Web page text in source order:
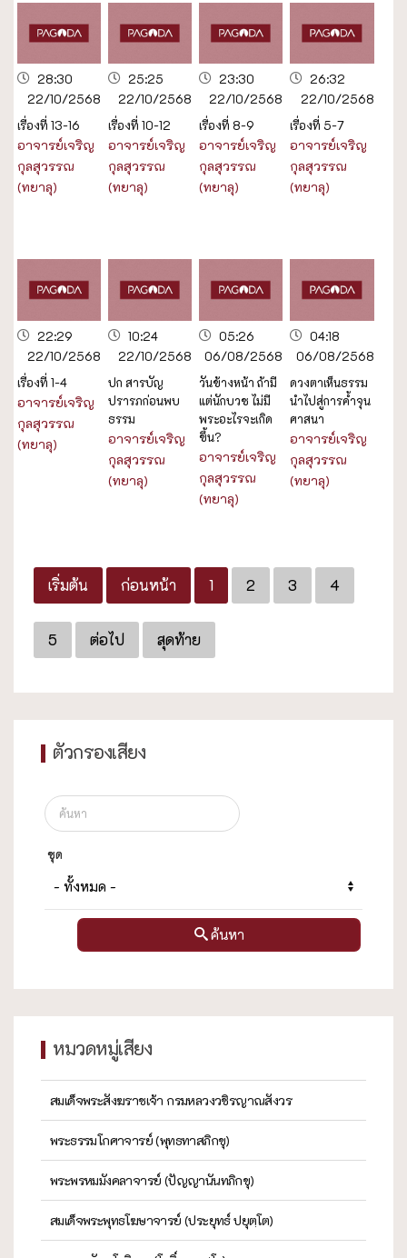
28:30
22/10/2568
เรื่องที่ 13-16
อาจารย์เจริญ
กุลสุวรรณ
(ทยาลุ)
25:25
22/10/2568
เรื่องที่ 10-12
อาจารย์เจริญ
กุลสุวรรณ
(ทยาลุ)
23:30
22/10/2568
เรื่องที่ 8-9
อาจารย์เจริญ
กุลสุวรรณ
(ทยาลุ)
26:32
22/10/2568
เรื่องที่ 5-7
อาจารย์เจริญ
กุลสุวรรณ
(ทยาลุ)
22:29
22/10/2568
เรื่องที่ 1-4
อาจารย์เจริญ
กุลสุวรรณ
(ทยาลุ)
10:24
22/10/2568
ปก สารบัญ
ปรารภก่อนพบ
ธรรม
อาจารย์เจริญ
กุลสุวรรณ
(ทยาลุ)
05:26
06/08/2568
วันข้างหน้า ถ้ามี
แต่นักบวช ไม่มี
พระอะไรจะเกิด
ขึ้น?
อาจารย์เจริญ
กุลสุวรรณ
(ทยาลุ)
04:18
06/08/2568
ดวงตาเห็นธรรม
นำไปสู่การค้ำจุน
ศาสนา
อาจารย์เจริญ
กุลสุวรรณ
(ทยาลุ)
เริ่มต้น ก่อนหน้า 1 2 3 4
5 ต่อไป สุดท้าย
ตัวกรองเสียง
ชุด
ค้นหา
หมวดหมู่เสียง
สมเด็จพระสังฆราชเจ้า กรมหลวงวชิรญาณสังวร
พระธรรมโกศาจารย์ (พุทธทาสภิกขุ)
พระพรหมมังคลาจารย์ (ปัญญานันทภิกขุ)
สมเด็จพระพุทธโฆษาจารย์ (ประยุทธ์ ปยุตฺโต)